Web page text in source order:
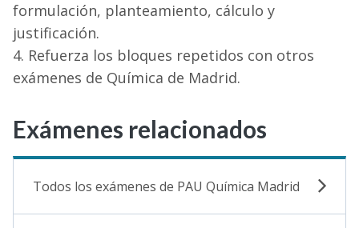
formulación, planteamiento, cálculo y
justificación.
Refuerza los bloques repetidos con otros
exámenes de Química de Madrid.
Exámenes relacionados
Todos los exámenes de PAU Química Madrid